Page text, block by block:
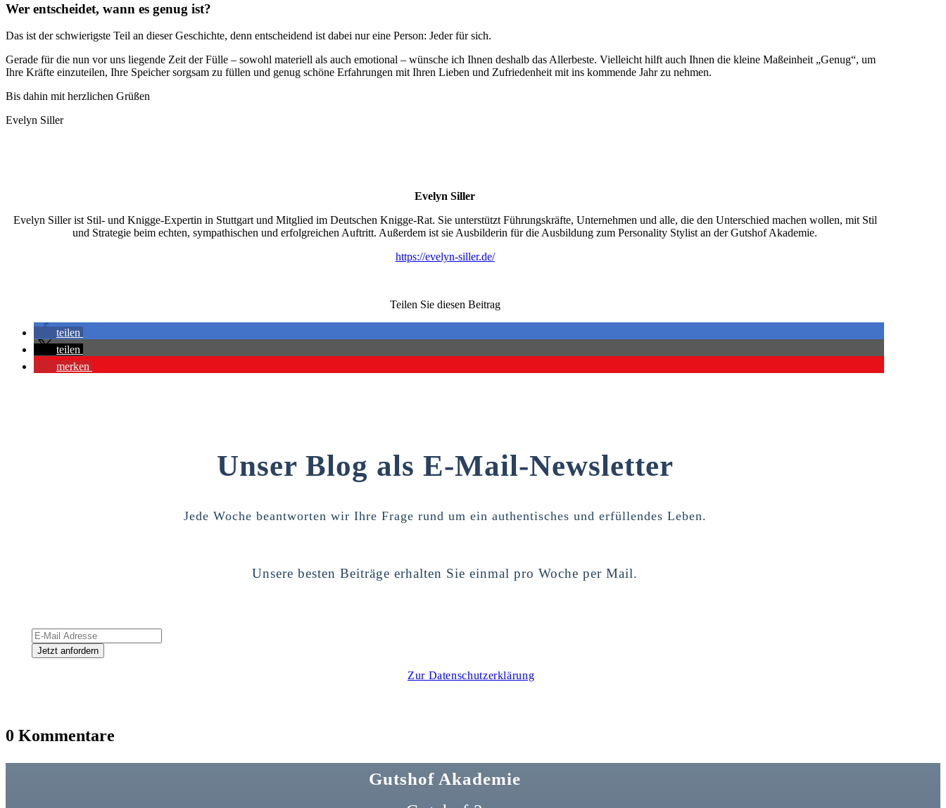
Wer entscheidet, wann es genug ist?
Das ist der schwierigste Teil an dieser Geschichte, denn entscheidend ist dabei nur eine Person: Jeder für sich.
Gerade für die nun vor uns liegende Zeit der Fülle – sowohl materiell als auch emotional – wünsche ich Ihnen deshalb das Allerbeste. Vielleicht hilft auch Ihnen die kleine Maßeinheit „Genug“, um
Ihre Kräfte einzuteilen, Ihre Speicher sorgsam zu füllen und genug schöne Erfahrungen mit Ihren Lieben und Zufriedenheit mit ins kommende Jahr zu nehmen.
Bis dahin mit herzlichen Grüßen
Evelyn Siller
Evelyn Siller
Evelyn Siller ist Stil- und Knigge-Expertin in Stuttgart und Mitglied im Deutschen Knigge-Rat. Sie unterstützt Führungskräfte, Unternehmen und alle, die den Unterschied machen wollen, mit Stil
und Strategie beim echten, sympathischen und erfolgreichen Auftritt. Außerdem ist sie Ausbilderin für die Ausbildung zum Personality Stylist an der Gutshof Akademie.
https://evelyn-siller.de/
Teilen Sie diesen Beitrag
teilen
teilen
merken
Unser Blog als E-Mail-Newsletter
Jede Woche beantworten wir Ihre Frage rund um ein authentisches und erfüllendes Leben.
Unsere besten Beiträge erhalten Sie einmal pro Woche per Mail.
Zur Datenschutzerklärung
0 Kommentare
Gutshof Akademie